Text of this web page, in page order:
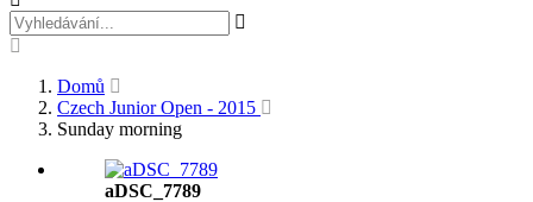
Domů
Czech Junior Open - 2015
Sunday morning
aDSC_7789